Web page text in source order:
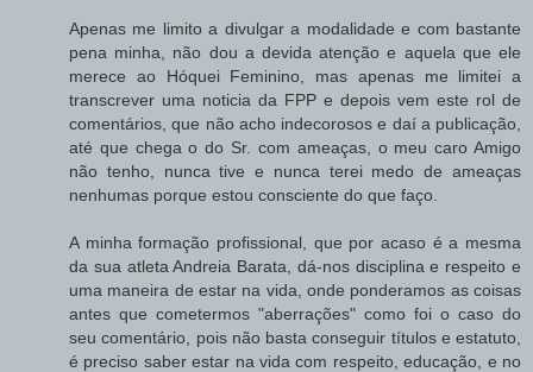
Apenas me limito a divulgar a modalidade e com bastante
pena minha, não dou a devida atenção e aquela que ele
merece ao Hóquei Feminino, mas apenas me limitei a
transcrever uma noticia da FPP e depois vem este rol de
comentários, que não acho indecorosos e daí a publicação,
até que chega o do Sr. com ameaças, o meu caro Amigo
não tenho, nunca tive e nunca terei medo de ameaças
nenhumas porque estou consciente do que faço.
A minha formação profissional, que por acaso é a mesma
da sua atleta Andreia Barata, dá-nos disciplina e respeito e
uma maneira de estar na vida, onde ponderamos as coisas
antes que cometermos "aberrações" como foi o caso do
seu comentário, pois não basta conseguir títulos e estatuto,
é preciso saber estar na vida com respeito, educação, e no